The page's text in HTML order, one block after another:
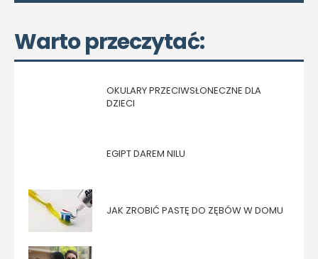
Warto przeczytać:
OKULARY PRZECIWSŁONECZNE DLA
DZIECI
EGIPT DAREM NILU
JAK ZROBIĆ PASTĘ DO ZĘBÓW W DOMU